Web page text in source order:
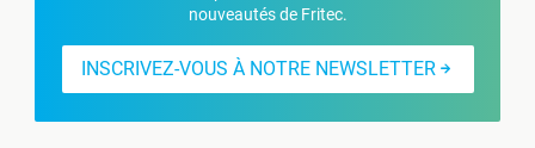
nouveautés de Fritec.
INSCRIVEZ-VOUS À NOTRE NEWSLETTER